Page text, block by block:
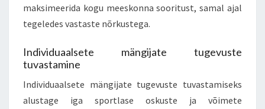
maksimeerida kogu meeskonna sooritust, samal ajal
tegeledes vastaste nõrkustega.
Individuaalsete mängijate tugevuste
tuvastamine
Individuaalsete mängijate tugevuste tuvastamiseks
alustage iga sportlase oskuste ja võimete